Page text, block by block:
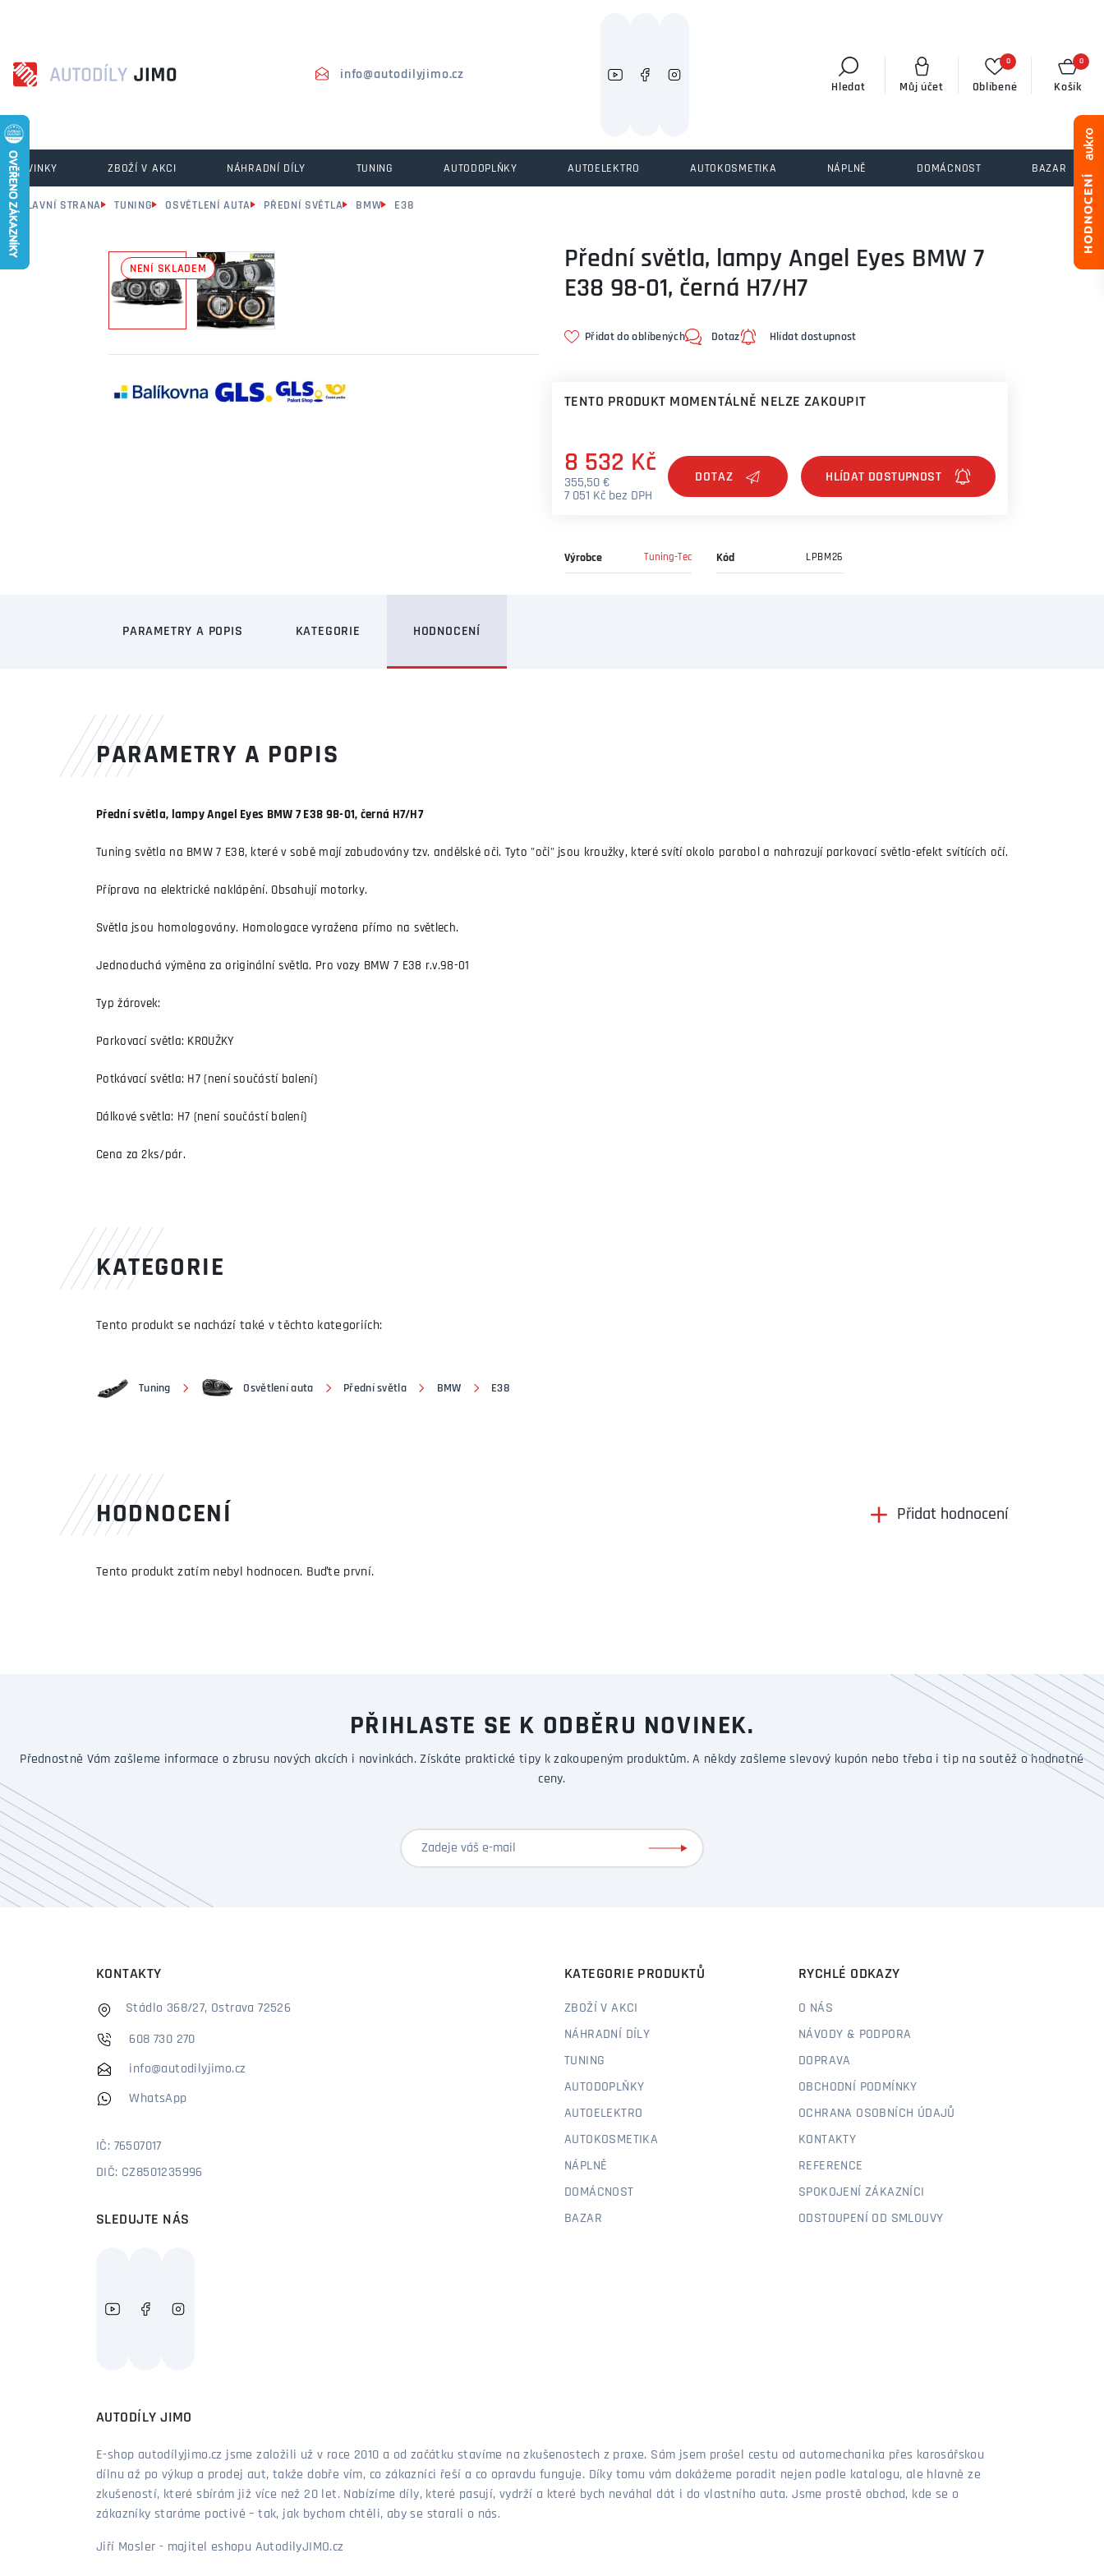
info@autodilyjimo.cz
Hledat Můj účet
0
Oblíbené
0
Košík
NOVINKY ZBOŽÍ V AKCI NÁHRADNÍ DÍLY TUNING AUTODOPLŇKY AUTOELEKTRO AUTOKOSMETIKA NÁPLNĚ DOMÁCNOST BAZAR
HLAVNÍ STRANA TUNING OSVĚTLENÍ AUTA PŘEDNÍ SVĚTLA BMW E38
NENÍ SKLADEM
Přední světla, lampy Angel Eyes BMW 7
E38 98-01, černá H7/H7
Přidat do oblíbených Dotaz Hlídat dostupnost
TENTO PRODUKT MOMENTÁLNĚ NELZE ZAKOUPIT
8 532 Kč
355,50 €
7 051 Kč bez DPH
DOTAZ
Výrobce Tuning-Tec Kód LPBM26
PARAMETRY A POPIS KATEGORIE HODNOCENÍ
PARAMETRY A POPIS
Přední světla, lampy Angel Eyes BMW 7 E38 98-01, černá H7/H7
Tuning světla na BMW 7 E38, které v sobě mají zabudovány tzv. andělské oči. Tyto "oči" jsou kroužky, které svítí okolo parabol a nahrazují parkovací světla-efekt svítících očí.
Příprava na elektrické naklápění. Obsahují motorky.
Světla jsou homologovány. Homologace vyražena přímo na světlech.
Jednoduchá výměna za originální světla. Pro vozy BMW 7 E38 r.v.98-01
Typ žárovek:
Parkovací světla: KROUŽKY
Potkávací světla: H7 (není součástí balení)
Dálkové světla: H7 (není součástí balení)
Cena za 2ks/pár.
KATEGORIE
Tento produkt se nachází také v těchto kategoriích:
Tuning Osvětlení auta Přední světla BMW E38
HODNOCENÍ Přidat hodnocení
Tento produkt zatím nebyl hodnocen. Buďte první.
PŘIHLASTE SE K ODBĚRU NOVINEK.
Přednostně Vám zašleme informace o zbrusu nových akcích i novinkách. Získáte praktické tipy k zakoupeným produktům. A někdy zašleme slevový kupón nebo třeba i tip na soutěž o hodnotné
ceny.
KONTAKTY
Stádlo 368/27, Ostrava 72526
608 730 270
info@autodilyjimo.cz
WhatsApp
IČ: 76507017
DIČ: CZ8501235996
SLEDUJTE NÁS
KATEGORIE PRODUKTŮ
ZBOŽÍ V AKCI
NÁHRADNÍ DÍLY
TUNING
AUTODOPLŇKY
AUTOELEKTRO
AUTOKOSMETIKA
NÁPLNĚ
DOMÁCNOST
BAZAR
RYCHLÉ ODKAZY
O NÁS
NÁVODY & PODPORA
DOPRAVA
OBCHODNÍ PODMÍNKY
OCHRANA OSOBNÍCH ÚDAJŮ
KONTAKTY
REFERENCE
SPOKOJENÍ ZÁKAZNÍCI
ODSTOUPENÍ OD SMLOUVY
AUTODÍLY JIMO
E-shop autodílyjimo.cz jsme založili už v roce 2010 a od začátku stavíme na zkušenostech z praxe. Sám jsem prošel cestu od automechanika přes karosářskou
dílnu až po výkup a prodej aut, takže dobře vím, co zákazníci řeší a co opravdu funguje. Díky tomu vám dokážeme poradit nejen podle katalogu, ale hlavně ze
zkušeností, které sbírám již více než 20 let. Nabízíme díly, které pasují, vydrží a které bych neváhal dát i do vlastního auta. Jsme prostě obchod, kde se o
zákazníky staráme poctivě – tak, jak bychom chtěli, aby se starali o nás.
Jiří Mosler - majitel eshopu AutodilyJIMO.cz
Můžeme vám pomoci něco najít?